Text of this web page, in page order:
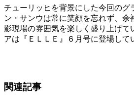
チューリッヒを背景にした今回のグ
ン・サンウは常に笑顔を忘れず、余
影現場の雰囲気を楽しく盛り上げて
アは『ＥＬＬＥ』６月号に登場して
関連記事